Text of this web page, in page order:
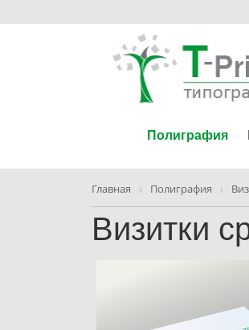
Полиграфия
Главная Полиграфия
Визитки